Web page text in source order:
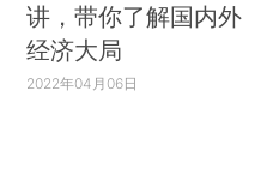
讲，带你了解国内外
经济大局
2022年04月06日